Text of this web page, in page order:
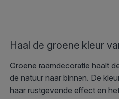
Haal de groene kleur
Groene raamdecoratie haalt
de natuur naar binnen. De
haar rustgevende effect en